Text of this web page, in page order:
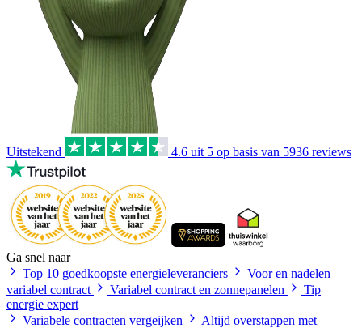
Uitstekend 4.6 uit 5 op basis van 5936 reviews
Ga snel naar
Top 10 goedkoopste energieleveranciers
Voor en nadelen
variabel contract
Variabel contract en zonnepanelen
Tip
energie expert
Variabele contracten vergeijken
Altijd overstappen met